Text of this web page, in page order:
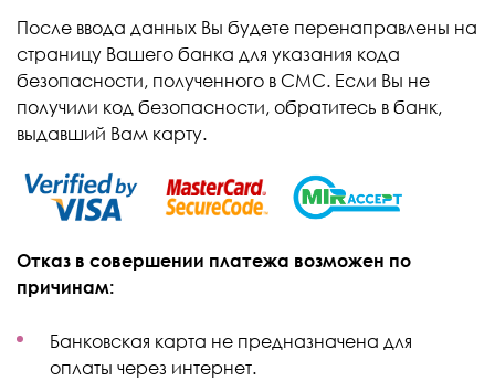
После ввода данных Вы будете перенаправлены на
страницу Вашего банка для указания кода
безопасности, полученного в СМС. Если Вы не
получили код безопасности, обратитесь в банк,
выдавший Вам карту.
Отказ в совершении платежа возможен по
причинам:
Банковская карта не предназначена для
оплаты через интернет.